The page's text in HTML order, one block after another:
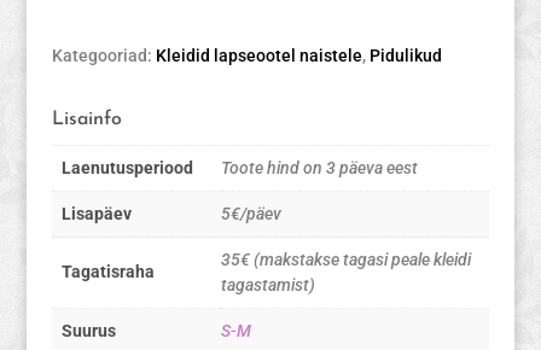
Kategooriad: Kleidid lapseootel naistele, Pidulikud
Lisainfo
Laenutusperiood Toote hind on 3 päeva eest
Lisapäev 5€/päev
Tagatisraha
35€ (makstakse tagasi peale kleidi
tagastamist)
Suurus S-M